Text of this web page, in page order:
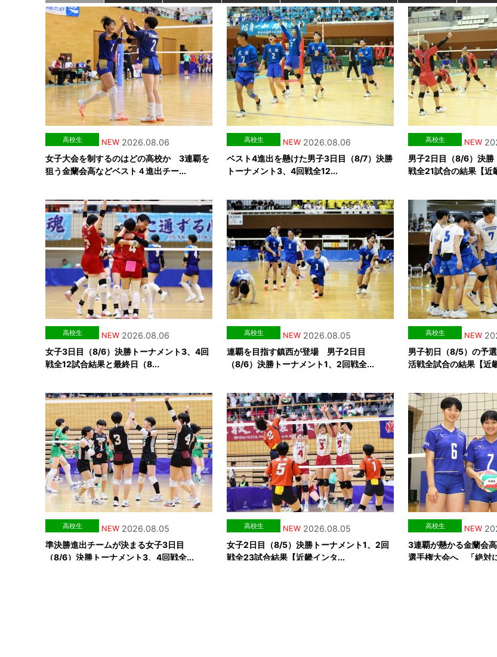
高校生 NEW 2026.08.06
女子大会を制するのはどの高校か 3連覇を
狙う金蘭会高などベスト４進出チー...
高校生 NEW 2026.08.06
ベスト4進出を懸けた男子3日目（8/7）決勝
トーナメント3、4回戦全12...
高校生 NEW
男子2日目（8/6）決勝
戦全21試合の結果【近
高校生 NEW 2026.08.06
女子3日目（8/6）決勝トーナメント3、4回
戦全12試合結果と最終日（8...
高校生 NEW 2026.08.05
連覇を目指す鎮西が登場 男子2日目
（8/6）決勝トーナメント1、2回戦全...
高校生 NEW
男子初日（8/5）の予
活戦全試合の結果【近
高校生 NEW 2026.08.05
準決勝進出チームが決まる女子3日目
（8/6）決勝トーナメント3、4回戦全...
高校生 NEW 2026.08.05
女子2日目（8/5）決勝トーナメント1、2回
戦全23試合結果【近畿インタ...
高校生 NEW
3連覇が懸かる金蘭会
選手権大会へ 「絶対